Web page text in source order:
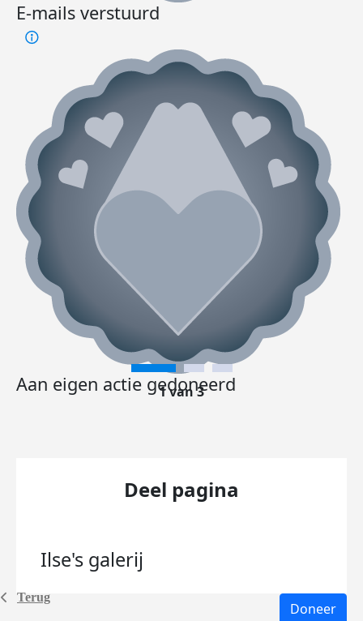
Terug
E-mails verstuurd
Aan eigen actie gedoneerd
1 van 3
Deel pagina
Ilse's galerij
Doneer